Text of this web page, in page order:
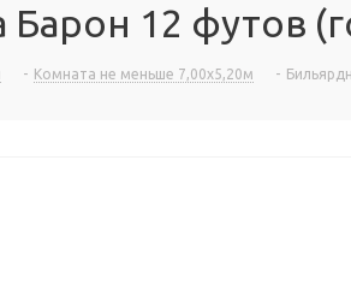
Барон 12 футов
- Комната не меньше 7,00х5,20м -